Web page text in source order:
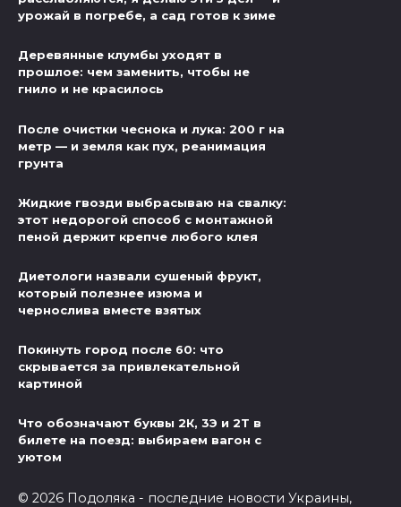
урожай в погребе, а сад готов к зиме
Деревянные клумбы уходят в
прошлое: чем заменить, чтобы не
гнило и не красилось
После очистки чеснока и лука: 200 г на
метр — и земля как пух, реанимация
грунта
Жидкие гвозди выбрасываю на свалку:
этот недорогой способ с монтажной
пеной держит крепче любого клея
Диетологи назвали сушеный фрукт,
который полезнее изюма и
чернослива вместе взятых
Покинуть город после 60: что
скрывается за привлекательной
картиной
Что обозначают буквы 2К, 3Э и 2Т в
билете на поезд: выбираем вагон с
уютом
© 2026 Подоляка - последние новости Украины,